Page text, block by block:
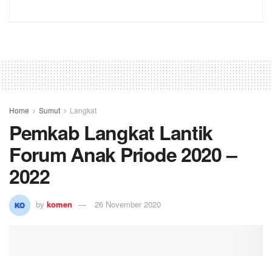
Home Sumut Langkat
Pemkab Langkat Lantik
Forum Anak Priode 2020 –
2022
by komen 26 November 2020